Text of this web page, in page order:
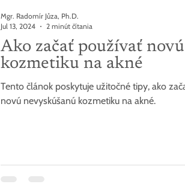
Ako začať používať novú
kozmetiku na akné
Tento článok poskytuje užitočné tipy, ako
novú nevyskúšanú kozmetiku na akné.
Mgr. Radomír Jůza, Ph.D.
Jul 13, 2024
2 minút čítania